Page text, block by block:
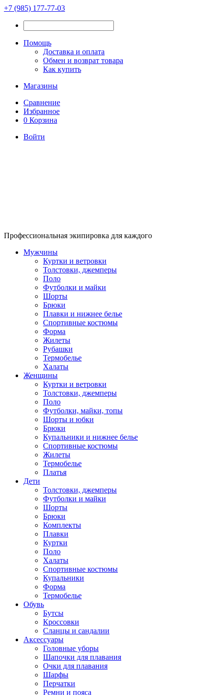
+7 (985) 177-77-03
Помощь
Доставка и оплата
Обмен и возврат товара
Как купить
Магазины
Сравнение
Избранное
0 Корзина
Войти
Профессиональная экипировка для каждого
Мужчины
Куртки и ветровки
Толстовки, джемперы
Поло
Футболки и майки
Шорты
Брюки
Плавки и нижнее белье
Спортивные костюмы
Форма
Жилеты
Рубашки
Термобелье
Халаты
Женщины
Куртки и ветровки
Толстовки, джемперы
Поло
Футболки, майки, топы
Шорты и юбки
Брюки
Купальники и нижнее белье
Спортивные костюмы
Жилеты
Термобелье
Платья
Дети
Толстовки, джемперы
Футболки и майки
Шорты
Брюки
Комплекты
Плавки
Куртки
Поло
Халаты
Спортивные костюмы
Купальники
Форма
Термобелье
Обувь
Бутсы
Кроссовки
Сланцы и сандалии
Аксессуары
Головные уборы
Шапочки для плавания
Очки для плавания
Шарфы
Перчатки
Ремни и пояса